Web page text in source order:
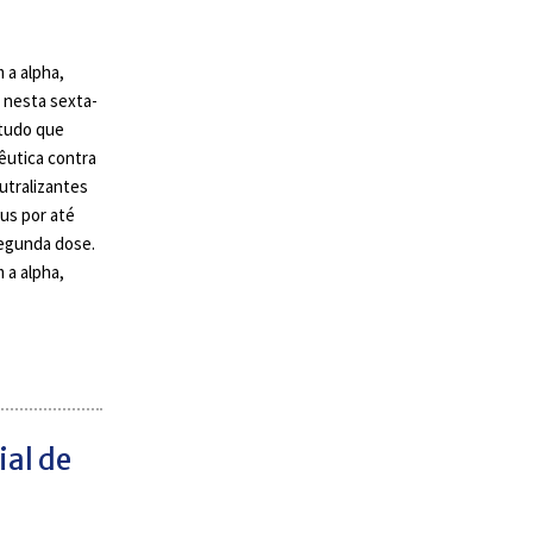
a alpha,
nesta sexta-
que
contra
por até
dose.
a alpha,
de